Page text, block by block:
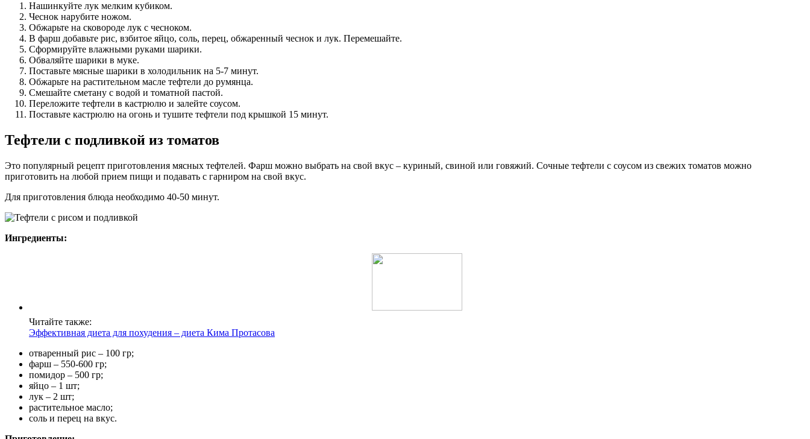
Нашинкуйте лук мелким кубиком.
Чеснок нарубите ножом.
Обжарьте на сковороде лук с чесноком.
В фарш добавьте рис, взбитое яйцо, соль, перец, обжаренный чеснок и лук. Перемешайте.
Сформируйте влажными руками шарики.
Обваляйте шарики в муке.
Поставьте мясные шарики в холодильник на 5-7 минут.
Обжарьте на растительном масле тефтели до румянца.
Смешайте сметану с водой и томатной пастой.
Переложите тефтели в кастрюлю и залейте соусом.
Поставьте кастрюлю на огонь и тушите тефтели под крышкой 15 минут.
Тефтели с подливкой из томатов
Это популярный рецепт приготовления мясных тефтелей. Фарш можно выбрать на свой вкус – куриный, свиной или говяжий. Сочные тефтели с соусом из свежих томатов можно
приготовить на любой прием пищи и подавать с гарниром на свой вкус.
Для приготовления блюда необходимо 40-50 минут.
Ингредиенты:
Читайте также:
Эффективная диета для похудения – диета Кима Протасова
отваренный рис – 100 гр;
фарш – 550-600 гр;
помидор – 500 гр;
яйцо – 1 шт;
лук – 2 шт;
растительное масло;
соль и перец на вкус.